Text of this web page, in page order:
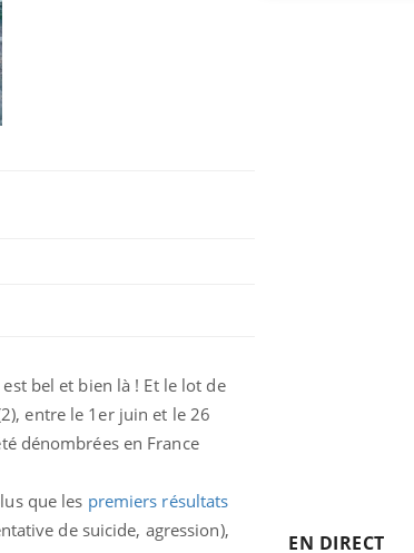
bel et bien là ! Et le lot de
entre le 1er juin et le 26
dénombrées en France
que les premiers résultats
de suicide, agression),
EN DIRECT